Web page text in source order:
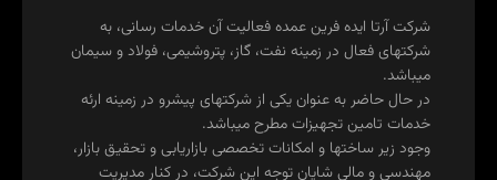
شرکت آرتا ایده فرین عمده فعالیت آن خدمات رسانی، به
شرکتهای فعال در زمینه نفت، گاز، پتروشیمی، فولاد و سیمان
میباشد.
در حال حاضر به عنوان یکی از شرکتهای پیشرو در زمینه ارئه
خدمات تامین تجهیزات مطرح میباشد.
وجود زیر ساختها و امکانات تخصصی بازاریابی و تحقیق بازار،
مهندسی و مالی شایان توجه این شرکت، در کنار مدیریت